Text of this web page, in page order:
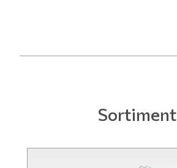
Sortiment